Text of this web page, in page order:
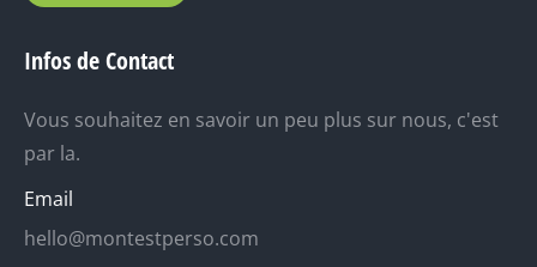
Infos de Contact
Vous souhaitez en savoir un peu plus sur nous, c'est
par la.
Email
hello@montestperso.com